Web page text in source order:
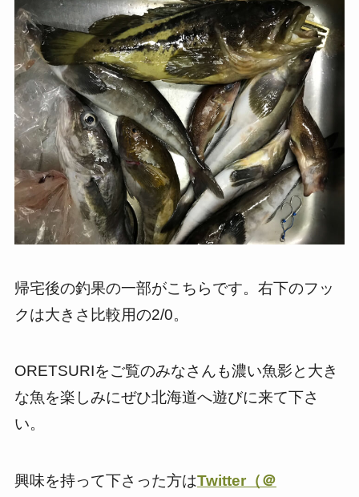
帰宅後の釣果の一部がこちらです。右下のフッ
クは大きさ比較用の2/0。
ORETSURIをご覧のみなさんも濃い魚影と大き
な魚を楽しみにぜひ北海道へ遊びに来て下さ
い。
興味を持って下さった方はTwitter（＠